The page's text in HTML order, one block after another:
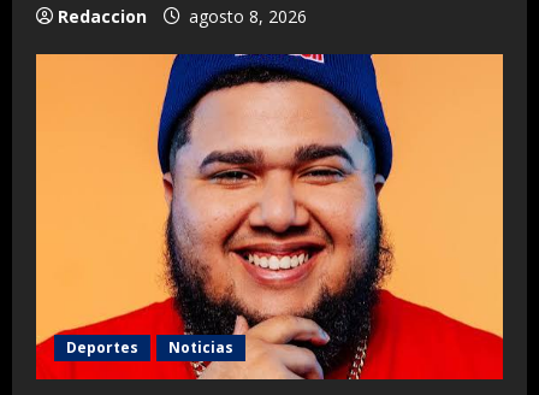
Redaccion agosto 8, 2026
Deportes Noticias